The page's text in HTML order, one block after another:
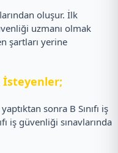
oluşur. İlk
uzmanı olmak
şartları yerine
İsteyenler;
sonra B Sınıfı iş
iş güvenliği sınavlarında